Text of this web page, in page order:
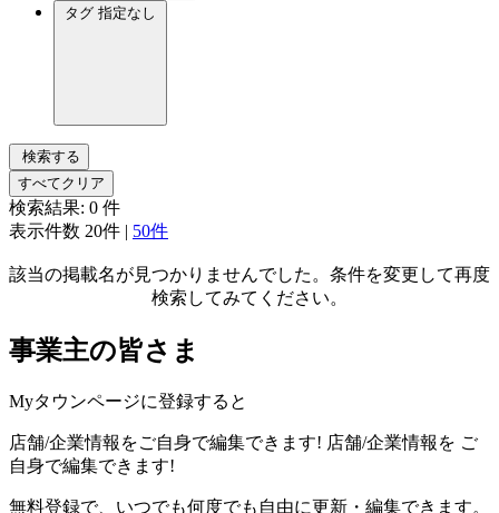
タグ 指定なし
検索する
すべてクリア
検索結果: 0 件
表示件数 20件 | 50件
該当の掲載名が見つかりませんでした。条件を変更して再度
検索してみてください。
事業主の皆さま
Myタウンページに登録すると
店舗/企業情報をご自身で編集できます! 店舗/企業情報を ご
自身で編集できます!
無料登録で、いつでも何度でも自由に更新・編集できます。